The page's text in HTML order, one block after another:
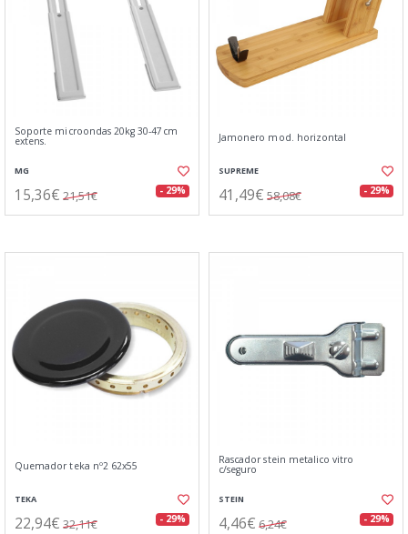
Soporte microondas 20kg 30-47cm
extens.
MG
15,36€ 21,51€ - 29%
Jamonero mod. horizontal
SUPREME
41,49€ 58,08€ - 29%
Quemador teka nº2 62x55
TEKA
22,94€ 32,11€ - 29%
Rascador stein metalico vitro
c/seguro
STEIN
4,46€ 6,24€ - 29%